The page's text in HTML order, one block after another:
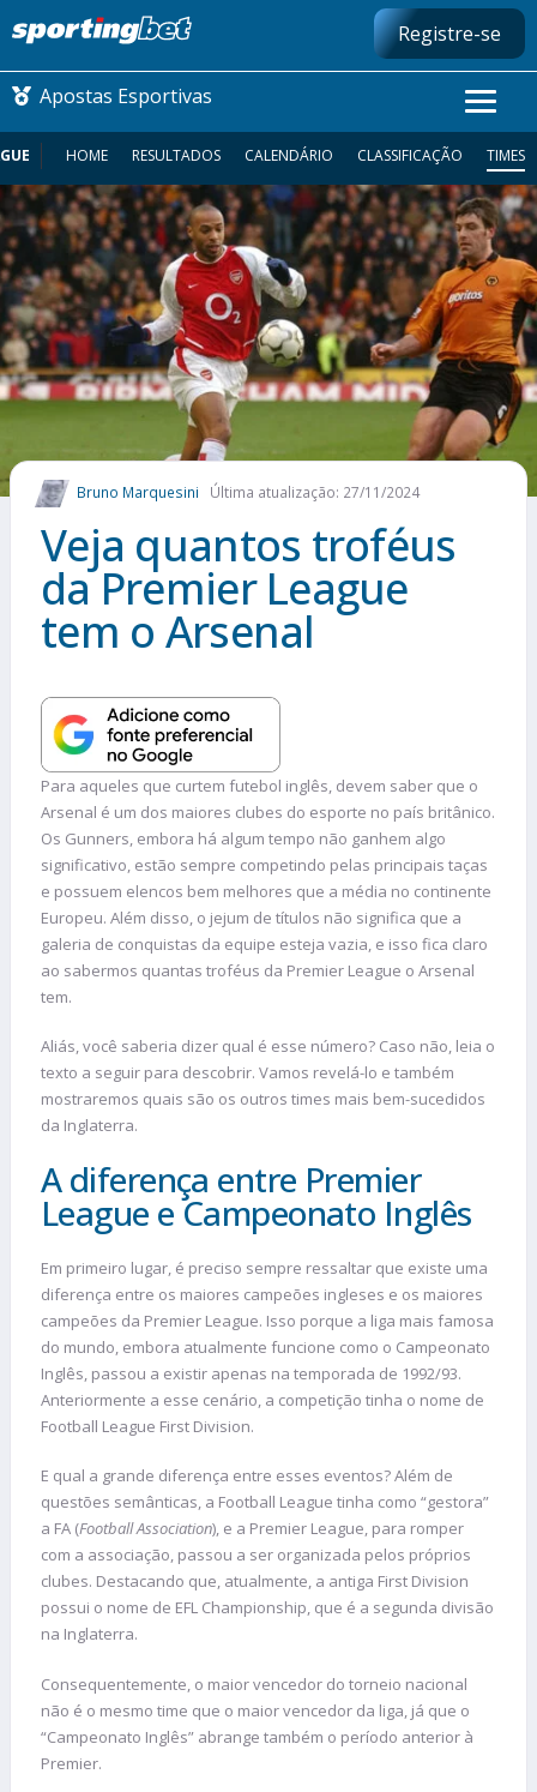
Registre-se
Apostas Esportivas
CONMEBOL LIBERTADORES
FUTEBOL NACIONAL
FUTEBOL INTERNACIONAL
COMO APOSTAR
MAIS ESPORTES
HOME RESULTADOS CALENDÁRIO CLASSIFICAÇÃO TIMES
Bruno Marquesini Última atualização: 27/11/2024
Veja quantos troféus
da Premier League
tem o Arsenal
Para aqueles que curtem futebol inglês, devem saber que o
Arsenal é um dos maiores clubes do esporte no país britânico.
Os Gunners, embora há algum tempo não ganhem algo
significativo, estão sempre competindo pelas principais taças
e possuem elencos bem melhores que a média no continente
Europeu. Além disso, o jejum de títulos não significa que a
galeria de conquistas da equipe esteja vazia, e isso fica claro
ao sabermos quantas troféus da Premier League o Arsenal
tem.
Aliás, você saberia dizer qual é esse número? Caso não, leia o
texto a seguir para descobrir. Vamos revelá-lo e também
mostraremos quais são os outros times mais bem-sucedidos
da Inglaterra.
A diferença entre Premier
League e Campeonato Inglês
Em primeiro lugar, é preciso sempre ressaltar que existe uma
diferença entre os maiores campeões ingleses e os maiores
campeões da Premier League. Isso porque a liga mais famosa
do mundo, embora atualmente funcione como o Campeonato
Inglês, passou a existir apenas na temporada de 1992/93.
Anteriormente a esse cenário, a competição tinha o nome de
Football League First Division.
E qual a grande diferença entre esses eventos? Além de
questões semânticas, a Football League tinha como “gestora”
a FA (Football Association), e a Premier League, para romper
com a associação, passou a ser organizada pelos próprios
clubes. Destacando que, atualmente, a antiga First Division
possui o nome de EFL Championship, que é a segunda divisão
na Inglaterra.
Consequentemente, o maior vencedor do torneio nacional
não é o mesmo time que o maior vencedor da liga, já que o
“Campeonato Inglês” abrange também o período anterior à
Premier.